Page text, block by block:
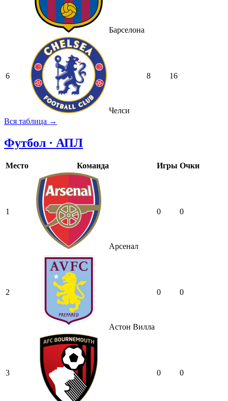
Барселона
6
Челси
8 16
Вся таблица →
Футбол · АПЛ
Место Команда Игры Очки
1
Арсенал
0 0
2
Астон Вилла
0 0
3 0 0